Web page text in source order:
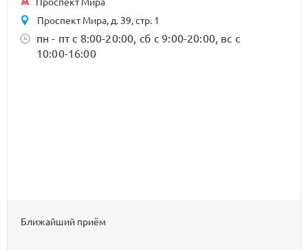
Проспект Мира, д. 39, стр. 1
пн - пт с 8:00-20:00, сб с 9:00-20:00, вс с
10:00-16:00
Ближайший приём